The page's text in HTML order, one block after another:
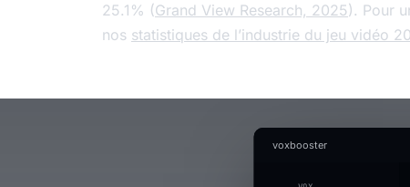
25.1% (Grand View Research, 2025). Pour
nos statistiques de l’industrie du jeu vidéo
voxbooster